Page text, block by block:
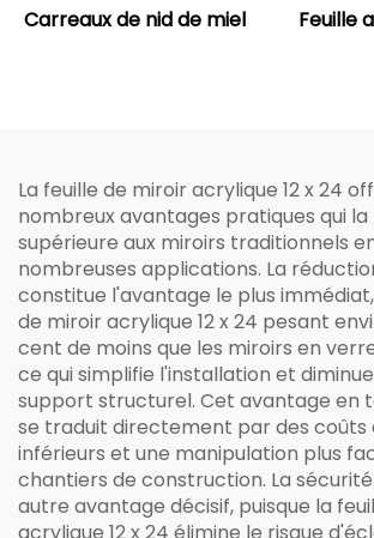
Carreaux de nid de miel Feuille
La feuille de miroir acrylique 12 x 24
nombreux avantages pratiques qui
supérieure aux miroirs traditionnels
nombreuses applications. La
constitue l'avantage le plus
de miroir acrylique 12 x 24 pesant
cent de moins que les miroirs en
ce qui simplifie l'installation et
support structurel. Cet avantage en
se traduit directement par des coûts
inférieurs et une manipulation plus
chantiers de construction. La
autre avantage décisif, puisque la